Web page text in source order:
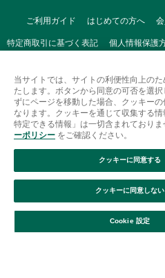
絞り込み 並
ご利用ガイド はじめての方へ
特定商取引に基づく表記 個人情報保護
Afternoon Tea(アフタヌーンティー)公
は、
キッチン・ダイニングなどの生活雑貨
毎日新商品をご用意して
当サイトでは、サイトの利便性向上の
たします。ボタンから同意の可否を選
ずにページを移動した場合、クッキー
なります。クッキーを通じて収集する
特定できる情報」は一切含まれておりま
ーポリシー をご確認ください。
Cookie 設定
クッキーに同意しない
クッキーに同意する